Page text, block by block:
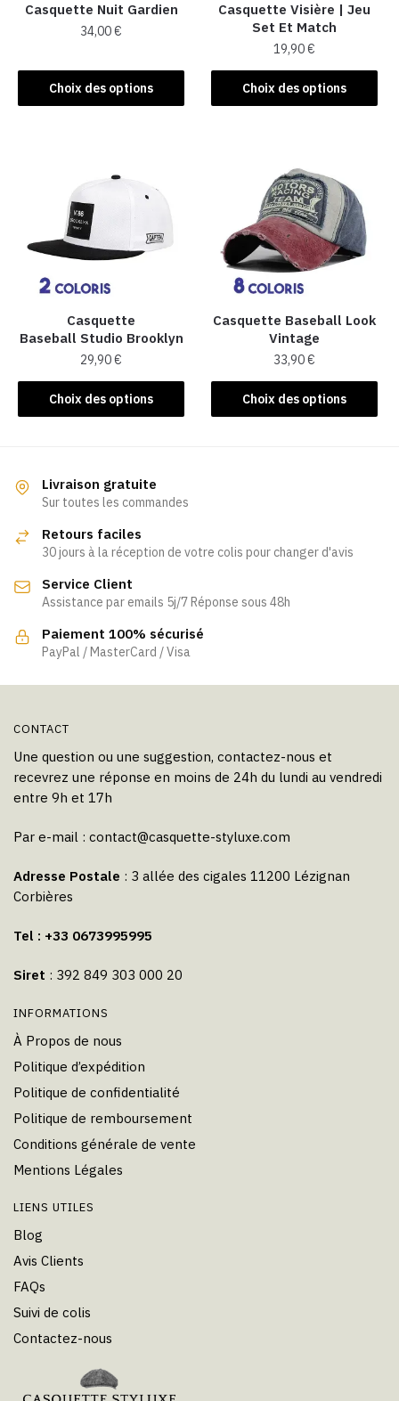
Casquette Nuit Gardien
34,00€
Choix des options
produit
a
Les
options
peuvent
choisies
page
du
produit
Casquette Visière | Jeu
Set Et Match
19,90€
Choix des options
Ce
produit
variations.
Les
options
peuvent
être
choisies
sur
la
page
du
produit
Casquette
Baseball Studio Brooklyn
29,90€
Choix des options
Ce
produit
variations.
Les
peuvent
choisies
sur
la
page
Casquette Baseball Look
Vintage
33,90€
Choix des options
Ce
produit
peuvent
être
Livraison gratuite
Sur toutes les commandes
Retours faciles
30 jours à la réception de votre colis pour changer d'avis
Service Client
Assistance par emails 5j/7 Réponse sous 48h
Paiement 100% sécurisé
PayPal / MasterCard / Visa
CONTACT
Une question ou une suggestion, contactez-nous et
recevrez une réponse en moins de 24h du lundi au vendredi
entre 9h et 17h
Par e-mail : contact@casquette-styluxe.com
Adresse Postale : 3 allée des cigales 11200 Lézignan
Corbières
Tel : +33 0673995995
Siret : 392 849 303 000 20
INFORMATIONS
À Propos de nous
Politique d’expédition
Politique de confidentialité
Politique de remboursement
Conditions générale de vente
Mentions Légales
LIENS UTILES
Blog
Avis Clients
FAQs
Suivi de colis
Contactez-nous